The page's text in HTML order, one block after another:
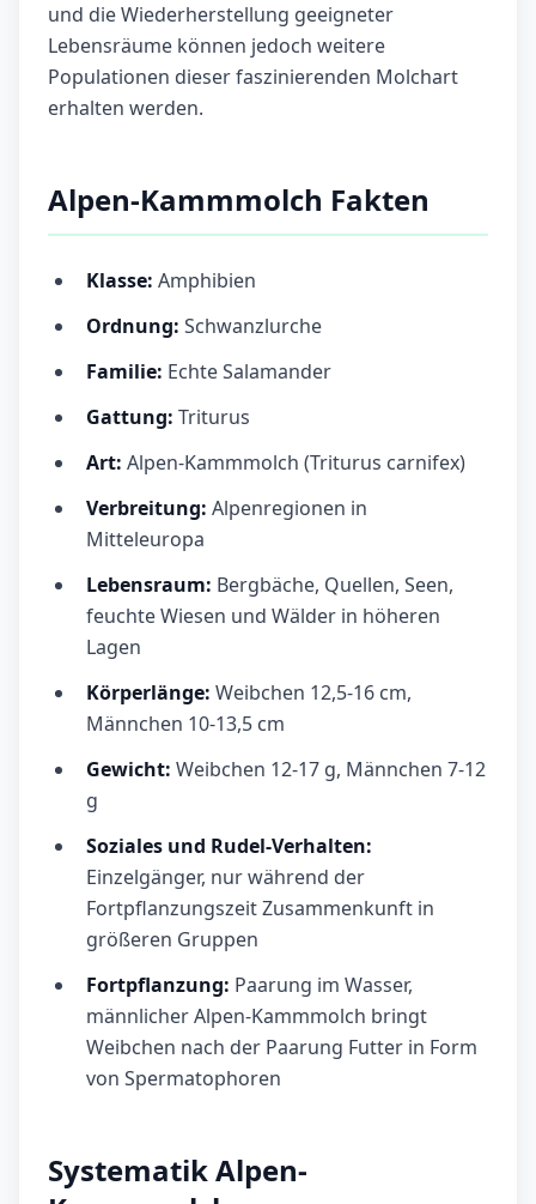
und die Wiederherstellung geeigneter
Lebensräume können jedoch weitere
Populationen dieser faszinierenden Molchart
erhalten werden.
Alpen-Kammmolch Fakten
Klasse: Amphibien
Ordnung: Schwanzlurche
Familie: Echte Salamander
Gattung: Triturus
Art: Alpen-Kammmolch (Triturus carnifex)
Verbreitung: Alpenregionen in
Mitteleuropa
Lebensraum: Bergbäche, Quellen, Seen,
feuchte Wiesen und Wälder in höheren
Lagen
Körperlänge: Weibchen 12,5-16 cm,
Männchen 10-13,5 cm
Gewicht: Weibchen 12-17 g, Männchen 7-12
g
Soziales und Rudel-Verhalten:
Einzelgänger, nur während der
Fortpflanzungszeit Zusammenkunft in
größeren Gruppen
Fortpflanzung: Paarung im Wasser,
männlicher Alpen-Kammmolch bringt
Weibchen nach der Paarung Futter in Form
von Spermatophoren
Systematik Alpen-